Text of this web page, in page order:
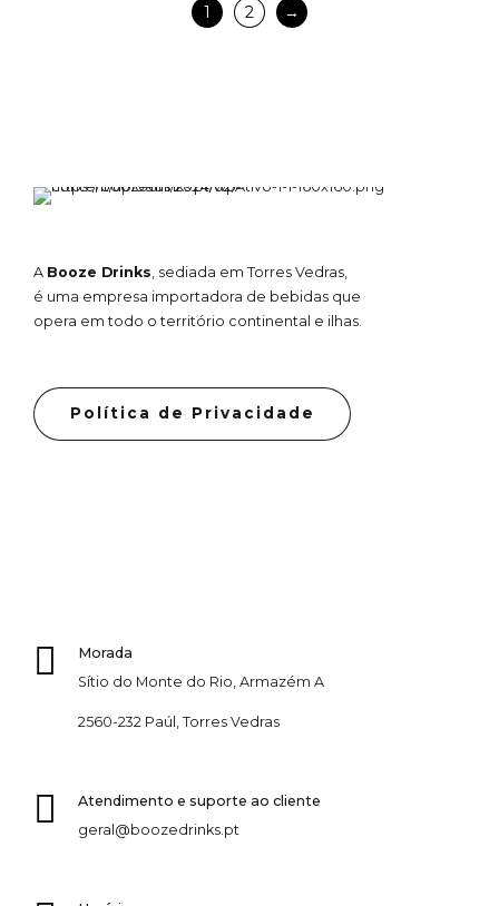
1 2 →
A Booze Drinks, sediada em Torres Vedras,
é uma empresa importadora de bebidas que
opera em todo o território continental e ilhas.
Política de Privacidade
Morada
Sítio do Monte do Rio, Armazém A
2560-232 Paúl, Torres Vedras
Atendimento e suporte ao cliente
geral@boozedrinks.pt